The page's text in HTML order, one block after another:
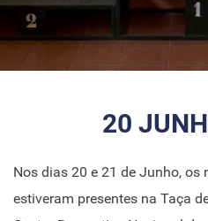
20
Nos dias 20 e 21 de Junho, os
estiveram presentes na Taça